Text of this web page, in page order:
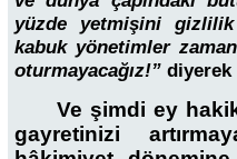
yüzde yetmişini
kabuk yönetimler
oturmayacağız!” diyerek
Ve şimdi ey
gayretinizi